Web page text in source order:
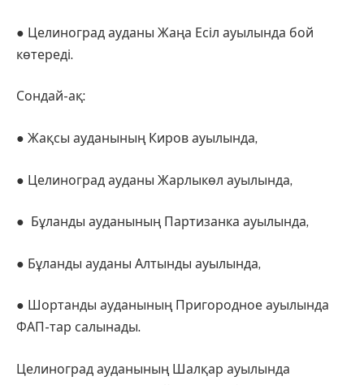
● Целиноград ауданы Жаңа Есіл ауылында бой
көтереді.
Сондай-ақ:
● Жақсы ауданының Киров ауылында,
● Целиноград ауданы Жарлыкөл ауылында,
● Бұланды ауданының Партизанка ауылында,
● Бұланды ауданы Алтынды ауылында,
● Шортанды ауданының Пригородное ауылында
ФАП-тар салынады.
Целиноград ауданының Шалқар ауылында